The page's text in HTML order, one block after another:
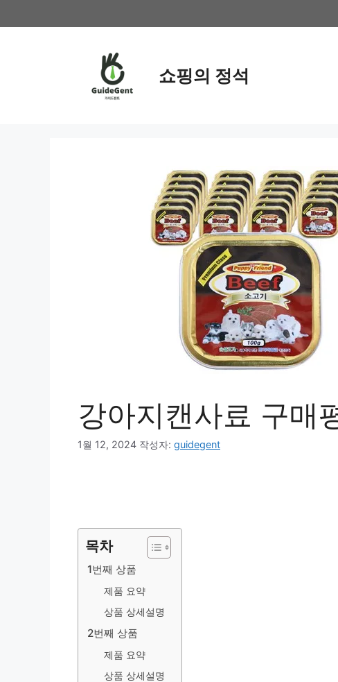
텐
쇼핑의 정석
강아지캔사료 구매
1월 12, 2024 작성자: guidegent
목차
1번째 상품
제품 요약
상품 상세설명
2번째 상품
제품 요약
상품 상세설명